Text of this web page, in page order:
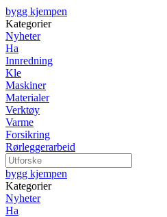
bygg kjempen
Kategorier
Nyheter
Ha
Innredning
Kle
Maskiner
Materialer
Verktøy
Varme
Forsikring
Rørleggerarbeid
bygg kjempen
Kategorier
Nyheter
Ha